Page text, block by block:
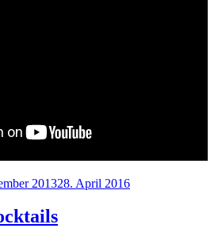
201328. April 2016